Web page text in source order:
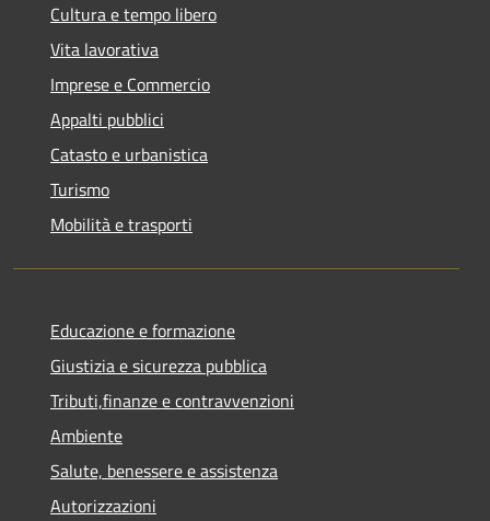
Cultura e tempo libero
Vita lavorativa
Imprese e Commercio
Appalti pubblici
Catasto e urbanistica
Turismo
Mobilità e trasporti
Educazione e formazione
Giustizia e sicurezza pubblica
Tributi,finanze e contravvenzioni
Ambiente
Salute, benessere e assistenza
Autorizzazioni